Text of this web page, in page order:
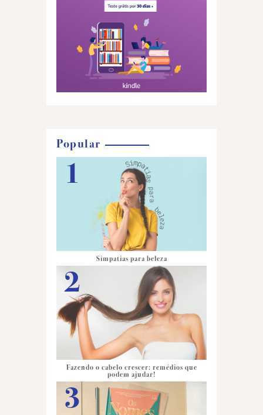
Popular
Simpatias para beleza
Fazendo o cabelo crescer: remédios que
podem ajudar!